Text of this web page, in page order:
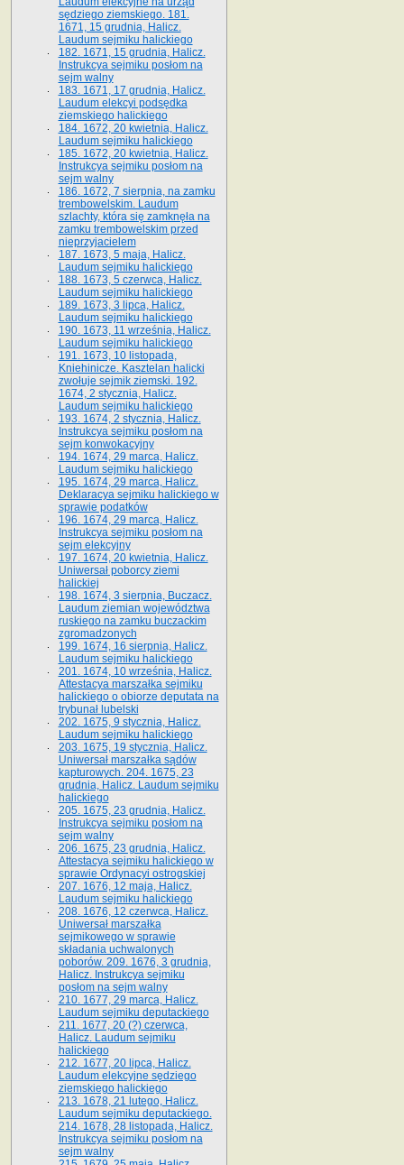
sędziego ziemskiego. 181.
1671, 15 grudnia, Halicz.
Laudum sejmiku halickiego
182. 1671, 15 grudnia, Halicz.
Instrukcya sejmiku posłom na
sejm walny
183. 1671, 17 grudnia, Halicz.
Laudum elekcyi podsędka
ziemskiego halickiego
184. 1672, 20 kwietnia, Halicz.
Laudum sejmiku halickiego
185. 1672, 20 kwietnia, Halicz.
Instrukcya sejmiku posłom na
sejm walny
186. 1672, 7 sierpnia, na zamku
trembowelskim. Laudum
szlachty, która się zamknęła na
zamku trembowelskim przed
nieprzyjacielem
187. 1673, 5 maja, Halicz.
Laudum sejmiku halickiego
188. 1673, 5 czerwca, Halicz.
Laudum sejmiku halickiego
189. 1673, 3 lipca, Halicz.
Laudum sejmiku halickiego
190. 1673, 11 września, Halicz.
Laudum sejmiku halickiego
191. 1673, 10 listopada,
Kniehinicze. Kasztelan halicki
zwołuje sejmik ziemski. 192.
1674, 2 stycznia, Halicz.
Laudum sejmiku halickiego
193. 1674, 2 stycznia, Halicz.
Instrukcya sejmiku posłom na
sejm konwokacyjny
194. 1674, 29 marca, Halicz.
Laudum sejmiku halickiego
195. 1674, 29 marca, Halicz.
Deklaracya sejmiku halickiego w
sprawie podatków
196. 1674, 29 marca, Halicz.
Instrukcya sejmiku posłom na
sejm elekcyjny
197. 1674, 20 kwietnia, Halicz.
Uniwersał poborcy ziemi
halickiej
198. 1674, 3 sierpnia, Buczacz.
Laudum ziemian województwa
ruskiego na zamku buczackim
zgromadzonych
199. 1674, 16 sierpnia, Halicz.
Laudum sejmiku halickiego
201. 1674, 10 września, Halicz.
Attestacya marszałka sejmiku
halickiego o obiorze deputata na
trybunał lubelski
202. 1675, 9 stycznia, Halicz.
Laudum sejmiku halickiego
203. 1675, 19 stycznia, Halicz.
Uniwersał marszałka sądów
kapturowych. 204. 1675, 23
grudnia, Halicz. Laudum sejmiku
halickiego
205. 1675, 23 grudnia, Halicz.
Instrukcya sejmiku posłom na
sejm walny
206. 1675, 23 grudnia, Halicz.
Attestacya sejmiku halickiego w
sprawie Ordynacyi ostrogskiej
207. 1676, 12 maja, Halicz.
Laudum sejmiku halickiego
208. 1676, 12 czerwca, Halicz.
Uniwersał marszałka
sejmikowego w sprawie
składania uchwalonych
poborów. 209. 1676, 3 grudnia,
Halicz. Instrukcya sejmiku
posłom na sejm walny
210. 1677, 29 marca, Halicz.
Laudum sejmiku deputackiego
211. 1677, 20 (?) czerwca,
Halicz. Laudum sejmiku
halickiego
212. 1677, 20 lipca, Halicz.
Laudum elekcyjne sędziego
ziemskiego halickiego
213. 1678, 21 lutego, Halicz.
Laudum sejmiku deputackiego.
214. 1678, 28 listopada, Halicz.
Instrukcya sejmiku posłom na
sejm walny